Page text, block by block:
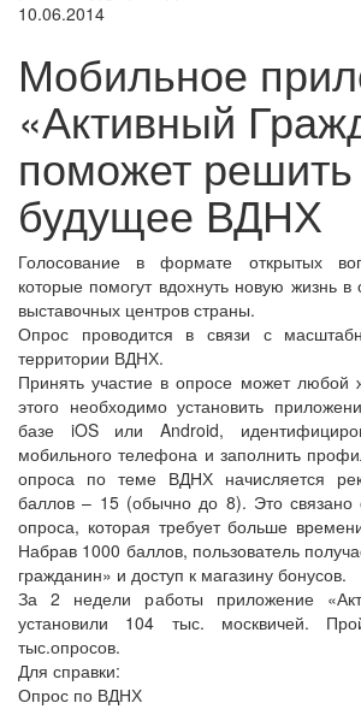
10.06.2014
Мобильное
«Активный
поможет решить
будущее ВДНХ
Голосование в формате открытых
которые помогут вдохнуть новую жизнь
выставочных центров страны.
Опрос проводится в связи с
территории ВДНХ.
Принять участие в опросе может любой
этого необходимо установить
базе iOS или Android,
мобильного телефона и заполнить
опроса по теме ВДНХ начисляется
баллов – 15 (обычно до 8). Это
опроса, которая требует больше
Набрав 1000 баллов, пользователь
гражданин» и доступ к магазину бонусов.
За 2 недели работы приложение
установили 104 тыс. москвичей.
тыс.опросов.
Для справки:
Опрос по ВДНХ